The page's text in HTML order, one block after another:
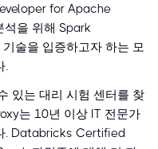
for Apache
석을 위해 Spark
술을 입증하고자 하는 모
.
있는 대리 시험 센터를 찾
는 10년 이상 IT 전문가
. Databricks Certified